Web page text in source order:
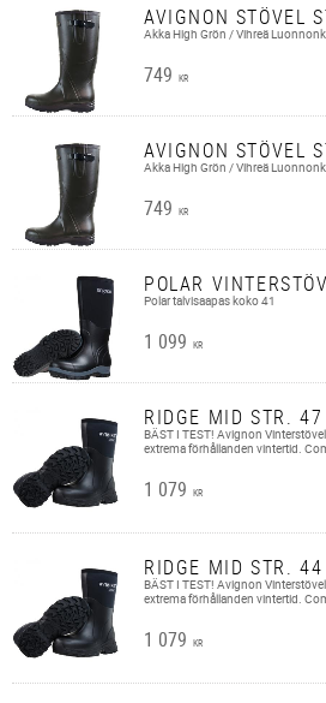
AVIGNON STÖVEL
Akka High Grön / Vihreä
749 KR
AVIGNON STÖVEL
Akka High Grön / Vihreä
749 KR
POLAR
Polar talvisaapas koko 41
1 099 KR
RIDGE MID STR. 47
BÄST I TEST! Avignon
extrema förhållanden vintertid.
1 079 KR
RIDGE MID STR. 44
BÄST I TEST! Avignon
extrema förhållanden vintertid.
1 079 KR